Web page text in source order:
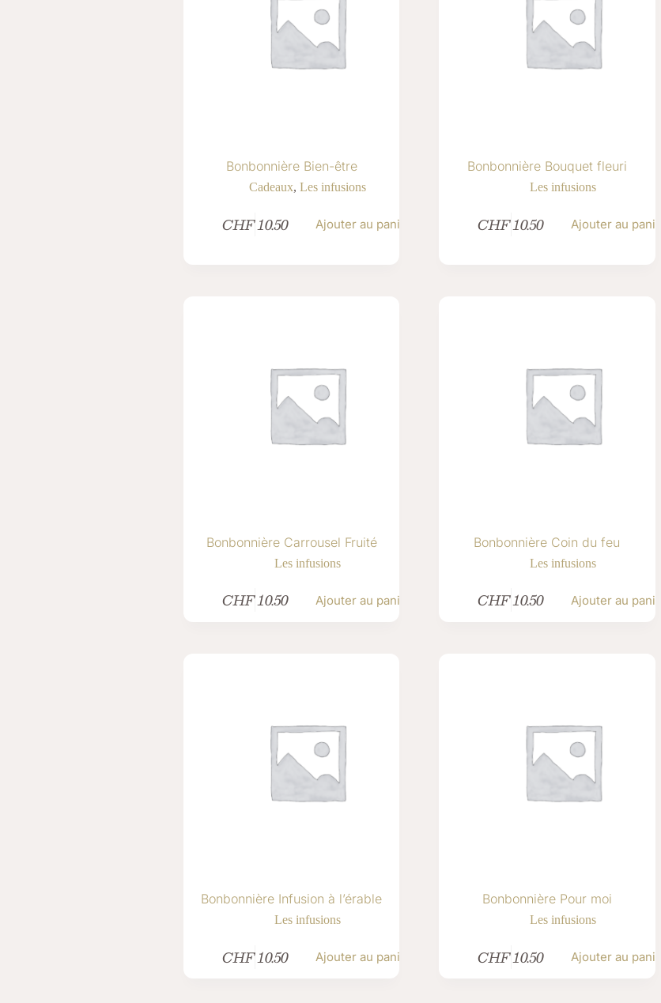
Bonbonnière Bien-être
Cadeaux, Les infusions
CHF10.50 Ajouter au panier
Bonbonnière Bouquet fleuri
Les infusions
CHF10.50 Ajouter au panier
Bonbonnière Carrousel Fruité
Les infusions
CHF10.50 Ajouter au panier
Bonbonnière Coin du feu
Les infusions
CHF10.50 Ajouter au panier
Bonbonnière Infusion à l’érable
Les infusions
CHF10.50 Ajouter au panier
Bonbonnière Pour moi
Les infusions
CHF10.50 Ajouter au panier